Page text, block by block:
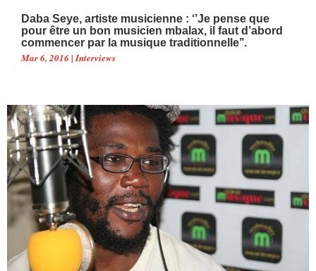
Daba Seye, artiste musicienne : ‘’Je pense que
pour être un bon musicien mbalax, il faut d’abord
commencer par la musique traditionnelle’’.
Mar 6, 2016|Interviews